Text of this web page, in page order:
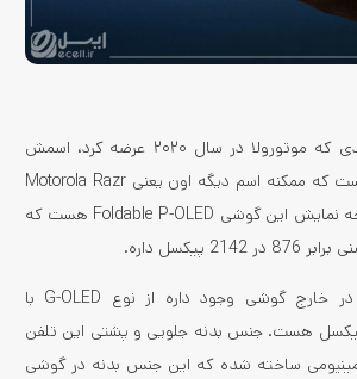
گوشی تاشوی هوشمندی که موتورولا در سال ۲۰۲۰ عرضه کرد، اسمش
Motorola Razr 5G هست که ممکنه اسم دیگه اون یعنی Motorola Razr
2 رو هم بشنوین. صفحه نمایش این گوشی Foldable P-OLED هست که
نمایشگر ثانویه‌ای که در خارج گوشی وجود داره از نوع G-OLED با
۸۰۰ در ۶۰۰ پیکسل هست. جنس بدنه جلویی و پشتی این تلفن
ساخته شده که این جنس بدنه در گوشی